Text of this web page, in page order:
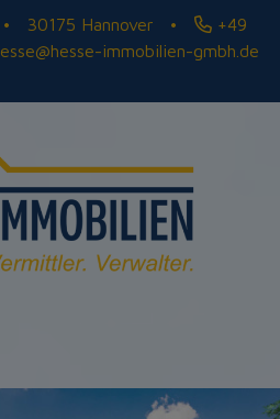
• 30175 Hannover •
+49
immobilien-gmbh.de